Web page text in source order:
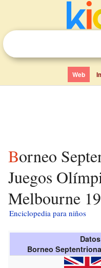
Web
Borneo Septentrional en los
Juegos
Melbourne
Enciclopedia para niños
Borneo